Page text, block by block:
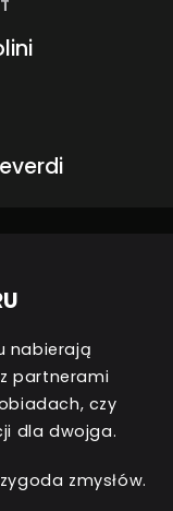
nabierają
partnerami
czy
dla dwojga.
zmysłów.